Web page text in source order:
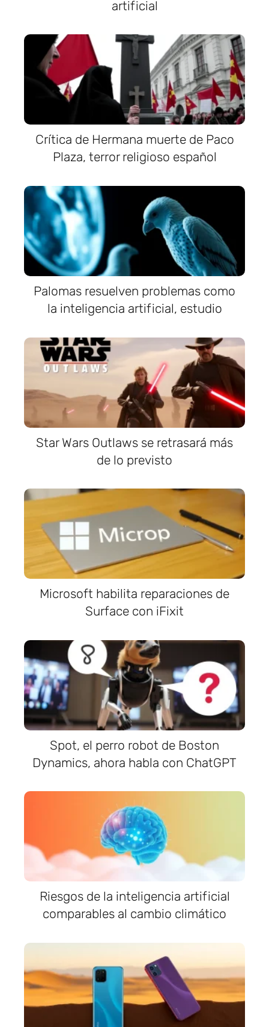
artificial
Crítica de Hermana muerte de Paco
Plaza, terror religioso español
Palomas resuelven problemas como
la inteligencia artificial, estudio
Star Wars Outlaws se retrasará más
de lo previsto
Microsoft habilita reparaciones de
Surface con iFixit
Spot, el perro robot de Boston
Dynamics, ahora habla con ChatGPT
Riesgos de la inteligencia artificial
comparables al cambio climático